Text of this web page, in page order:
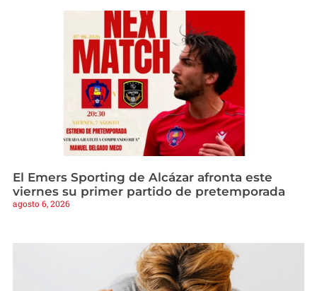
El Emers Sporting de Alcázar afronta este
viernes su primer partido de pretemporada
agosto 6, 2026